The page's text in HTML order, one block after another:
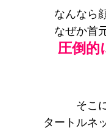
なんなら
なぜか首
圧倒的
そこ
タートルネ